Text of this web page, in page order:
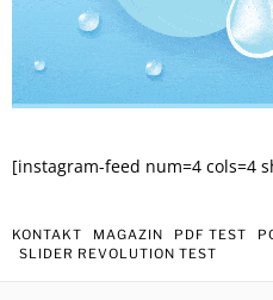
[instagram-feed num=4 cols=4
KONTAKT MAGAZIN PDF TEST
SLIDER REVOLUTION TEST